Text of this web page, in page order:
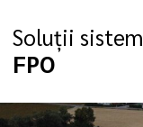
Soluții sistem
FPO